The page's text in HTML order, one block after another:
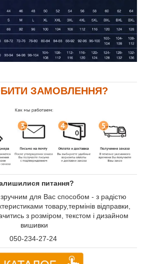
ЗАМОВЛЕННЯ?
питання?
для Вас способом - з радістю
товару,термінів відправки,
з розміром, текстом і дизайном
вишивки
050-234-27-24